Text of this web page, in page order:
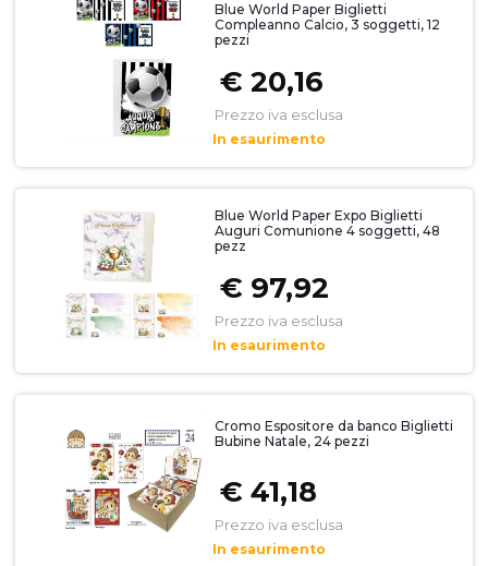
Blue World Paper Biglietti
Compleanno Calcio, 3 soggetti, 12
pezzi
€ 20,16
Prezzo iva esclusa
In esaurimento
Blue World Paper Expo Biglietti
Auguri Comunione 4 soggetti, 48
pezz
€ 97,92
Prezzo iva esclusa
In esaurimento
Cromo Espositore da banco Biglietti
Bubine Natale, 24 pezzi
€ 41,18
Prezzo iva esclusa
In esaurimento